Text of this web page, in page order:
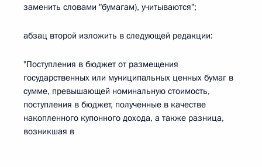
заменить словами "бумагам), учитываются";
абзац второй изложить в следующей редакции:
"Поступления в бюджет от размещения
государственных или муниципальных ценных бумаг в
сумме, превышающей номинальную стоимость,
поступления в бюджет, полученные в качестве
накопленного купонного дохода, а также разница,
возникшая в